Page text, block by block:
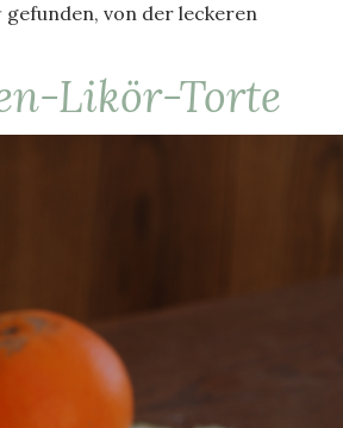
gefunden, von der leckeren
Likör-Torte